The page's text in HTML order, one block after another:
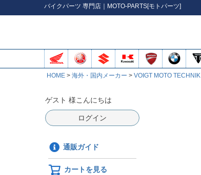
バイクパーツ 専門店｜MOTO-PARTS[モトパーツ]
HOME 海外・国内メーカー VOIGT MOTO TECHNIK
ゲスト 様こんにちは
ログイン
通販ガイド
カートを見る